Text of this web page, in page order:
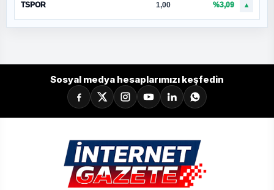
TSPOR 1,00 %3,09 ▲
Sosyal medya hesaplarımızı keşfedin